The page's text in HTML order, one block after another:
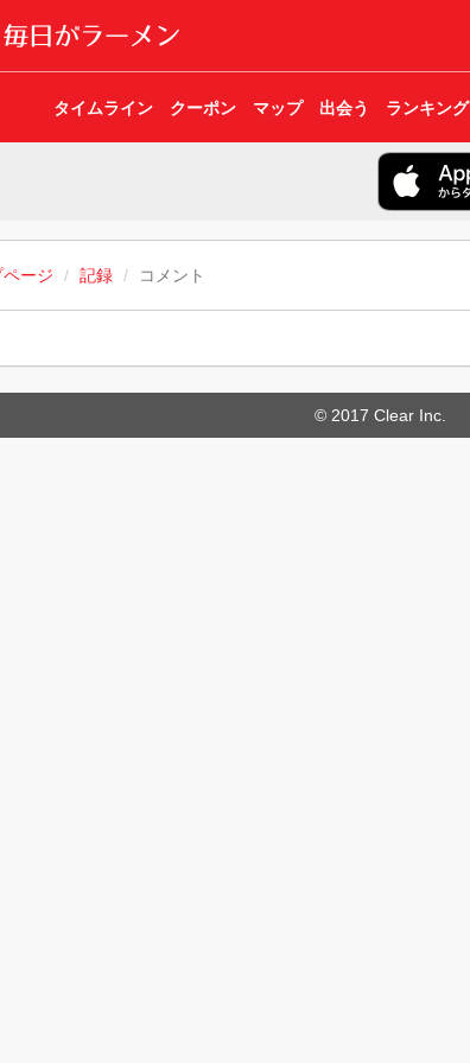
タイムライン クーポン マップ 出会う ランキング
ページ 記録 コメント
© 2017 Clear Inc.